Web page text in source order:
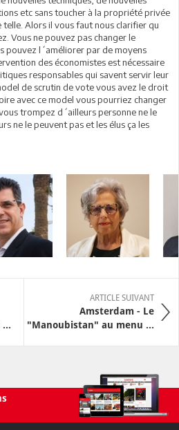
etc sans toucher à la propriété privée
telle. Alors il vous faut nous clarifier qu
Vous ne pouvez pas changer le
pouvez l´améliorer par de moyens
des économistes est nécessaire
responsables qui savent servir leur
de scrutin de vote vous avez le droit
avec ce model vous pourriez changer
trompez d´ailleurs personne ne le
ne le peuvent pas et les élus ça les
ARTICLE SUIVANT
Amsterdam - Le
"Manoubistan" au menu ...